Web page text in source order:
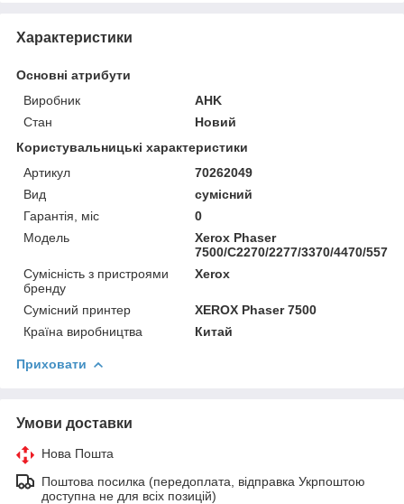
Характеристики
Основні атрибути
Виробник
AHK
Стан
Новий
Користувальницькі характеристики
Артикул
70262049
Вид
сумісний
Гарантія, міс
0
Мoдель
Xerox Phaser
7500/C2270/2277/3370/4470/5570/
Сумісність з пристроями
бренду
Xerox
Сумісний принтер
XEROX Phaser 7500
Країна виробництва
Китай
Приховати
Умови доставки
Нова Пошта
Поштова посилка (передоплата, відправка Укрпоштою
доступна не для всіх позицій)